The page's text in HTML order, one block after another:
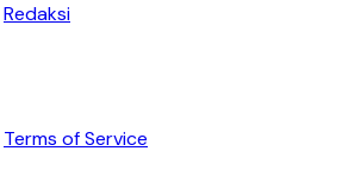
Redaksi
Terms of Service